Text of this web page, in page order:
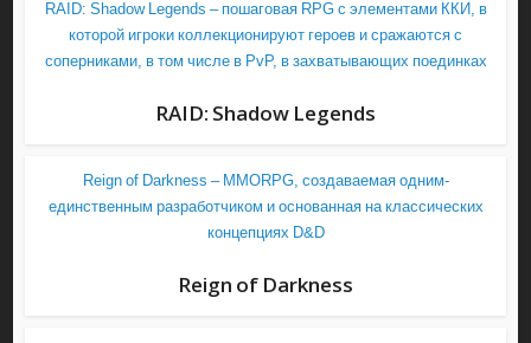
RAID: Shadow Legends – пошаговая RPG с элементами ККИ, в
которой игроки коллекционируют героев и сражаются с
соперниками, в том числе в PvP, в захватывающих поединках
RAID: Shadow Legends
Reign of Darkness – MMORPG, создаваемая одним-
единственным разработчиком и основанная на классических
концепциях D&D
Reign of Darkness